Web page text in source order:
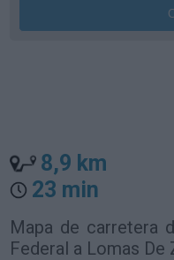
8,9 km
23 min
Mapa de carretera
Federal a Lomas De